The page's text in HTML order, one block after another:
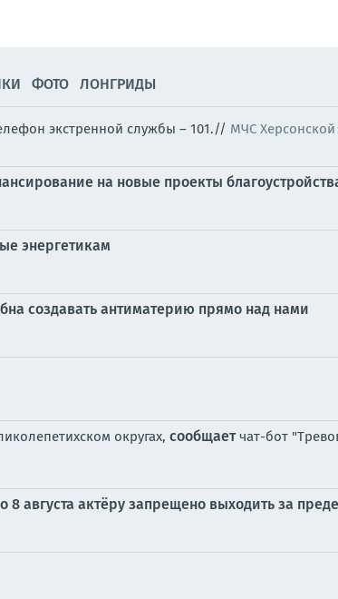
ФОТО ЛОНГРИДЫ
экстренной службы – 101.// МЧС Херсонской
на новые проекты
энергетикам
создавать антиматерию прямо над нами
округах, сообщаетчат-бот
августа актёру запрещено выходить за